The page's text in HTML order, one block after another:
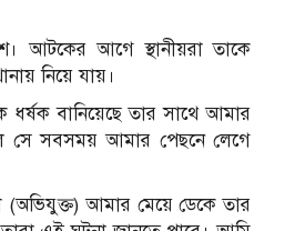
আটকের আগে স্থানীয়রা তাকে
নিয়ে যায়।
বানিয়েছে তার সাথে আমার
সে সবসময় আমার পেছনে লেগে
(অভিযুক্ত) আমার মেয়ে ডেকে তার